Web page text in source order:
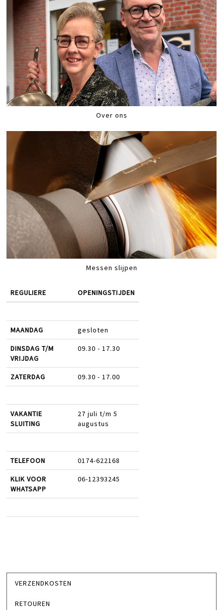
Over ons
Messen slijpen
REGULIERE OPENINGSTIJDEN
MAANDAG gesloten
DINSDAG T/M
VRIJDAG
09.30 - 17.30
ZATERDAG 09.30 - 17.00
VAKANTIE
SLUITING
27 juli t/m 5
augustus
TELEFOON 0174-622168
KLIK VOOR
WHATSAPP
06-12393245
VERZENDKOSTEN
RETOUREN